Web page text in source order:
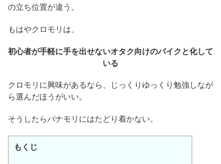
の立ち位置が違う。
もはやクロモリは、
初心者が手軽に手を出せないオタク向けのバイクと化して
いる
クロモリに興味があるなら、じっくりゆっくり勉強しなが
ら選んだほうがいい。
そうしたらパナモリにはたどり着かない。
もくじ